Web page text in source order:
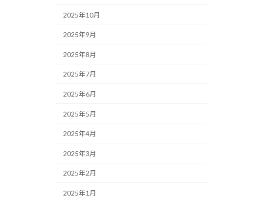
2025年10月
2025年9月
2025年8月
2025年7月
2025年6月
2025年5月
2025年4月
2025年3月
2025年2月
2025年1月